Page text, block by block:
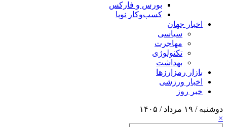
بورس و فارکس
کسب‌وکار نوپا
اخبار جهان
سیاسی
مهاجرت
تکنولوژی
بهداشت
بازار رمزارزها
اخبار ورزشی
خبر روز
دوشنبه / ۱۹ مرداد / ۱۴۰۵
×